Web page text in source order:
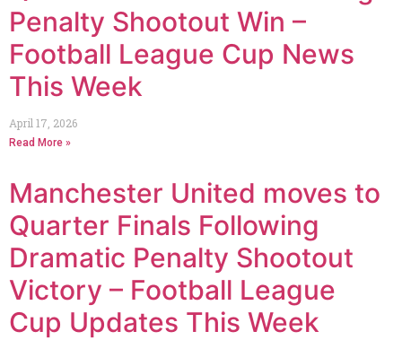
Penalty Shootout Win –
Football League Cup News
This Week
April 17, 2026
Read More »
Manchester United moves to
Quarter Finals Following
Dramatic Penalty Shootout
Victory – Football League
Cup Updates This Week